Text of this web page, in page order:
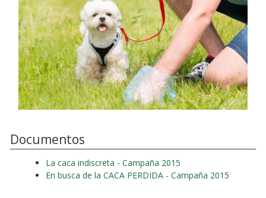
Documentos
La caca indiscreta - Campaña 2015
En busca de la CACA PERDIDA - Campaña 2015